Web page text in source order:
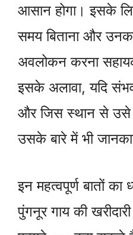
आसान होगा। इसके
समय बिताना और उनका
अवलोकन करना
इसके अलावा, यदि
और जिस स्थान से उसे
उसके बारे में भी
इन महत्वपूर्ण बातों
पुंगनूर गाय की